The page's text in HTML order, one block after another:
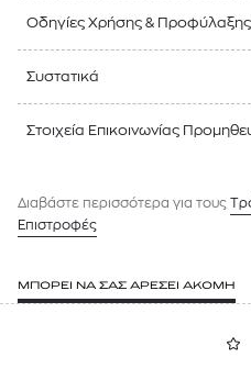
Οδηγίες Χρήσης & Προφύλαξης
Συστατικά
Στοιχεία Επικοινωνίας
Διαβάστε περισσότερα για τους
Επιστροφές
ΜΠΟΡΕΙ ΝΑ ΣΑΣ ΑΡΕΣΕΙ ΑΚΟΜΗ